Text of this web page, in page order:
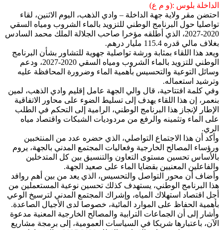
الداخلة بلوس :(و م ع)
احتضن مقر ولاية جهة الداخلة – وادي الذهب، اليوم الاثنين، لقاء
تواصليا حول البرنامج الوطني للتزويد بالماء الشروب ومياه السقي
2020-2027، الذي أطلقه مؤخرا صاحب الجلالة الملك محمد السادس
بغلاف مالي قدره 115.4 مليار درهم.
ويعد هذا اللقاء بمثابة ورشة تواصلية جهوية للتشاور بشأن البرنامج
الوطني للتزويد بالماء الشروب ومياه السقي 2020-2027، ودعم
وسائل التوعية والتحسيس بأهمية الماء وضرورة المحافظة عليه
وترشيد استعماله.
وفي كلمة افتتاحية، قال والي الجهة عامل إقليم وادي الذهب، لمين
بنعمر، إن هذا اللقاء يهدف إلى تسليط الضوء على محاور الاتفاقية
الإطار لإنجاز هذا البرنامج الوطني، الرامية إلى التحكم في الطلب
على الماء وتثمينه والرفع من مردوديات الشبكات واقتصاد مياه
الري.
وأكد أن هذا الاجتماع التواصلي، الذي حضره عدد من المنتخبين
ورؤساء المصالح الخارجية وفعاليات المجتمع المدني بالجهة، يروم
بالأساس تحسين مستوى التعاون والتنسيق بين كل المتدخلين
والفاعلين المعنيين بقضايا الماء على صعيد الجهة.
وأضاف أن محور التواصل والتحسيس، الذي يعد من بين أهم روافد
هذا البرنامج الوطني، يستهدف كذلك تحسين نوعية المستعملين من
أجل اقتصاد استهلاك المياه، وإشراك المجتمع المدني لترسيخ الوعي
بأهمية الحفاظ على الموارد المائية، خصوصا لدى الأجيال الصاعدة.
وأشار إلى أن الجماعات الترابية والمصالح الخارجية المعنية مدعوة
الآن، باعتبارها شريكا في السياسات العمومية، إلى برمجة مشاريع